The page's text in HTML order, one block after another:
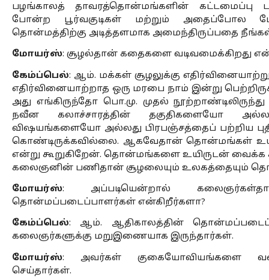
பழங்காலத் தாவரத்தொன்மங்களின் கட்டமைப்பு
போன்ற பூர்வகுடிகள் மற்றும் அதைப்போல
தொன்மத்திற்கு அடித்தளமாக அமைந்திருப்பதை
மோயர்ஸ்: சூழல்தான் கதைகளை வடிவமைக்கிறது
கேம்ப்பெல்: ஆம். மக்கள் சூழலுக்கு
எதிர்வினையாற்றாத ஒரு மரபை நாம் இன்று
அது எங்கிருந்தோ பொ.மு. முதல் நூற்றாண்டிலிருந்து
நவீன கலாச்சாரத்தின் தகுதிகளையோ
விஷயங்களையோ அல்லது பிரபஞ்சத்தைப் பற்றிய
கொண்டிருக்கவில்லை. ஆகவேதான் தொன்மங்கள்
என்று கூறுகிறேன். தொன்மங்களை உயிருடன்
கலைஞனின் பணிதான் சூழலையும் உலகத்தையும்
மோயர்ஸ்: அப்படியென்றால்
தொன்மப்படைப்பாளர்கள் என்கிறீர்களா?
கேம்ப்பெல்: ஆம். ஆதிகாலத்தின்
கலைஞர்களுக்கு மறுஇணையாக இருந்தார்கள்.
மோயர்ஸ்: அவர்கள் குகையோவியங்களை
செய்தார்கள்.